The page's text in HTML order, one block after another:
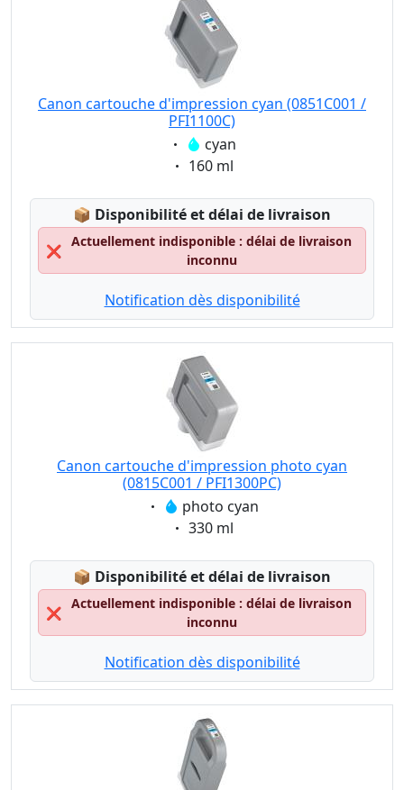
Canon cartouche d'impression cyan (0851C001 /
PFI1100C)
Eigenschaft:
cyan
Eigenschaft:
160 ml
📦 Lagerstatus:
Disponibilité et délai de livraison
❌
Actuellement indisponible : délai de livraison
inconnu
Notification dès disponibilité
Canon cartouche d'impression photo cyan
(0815C001 / PFI1300PC)
Eigenschaft:
photo cyan
Eigenschaft:
330 ml
📦 Lagerstatus:
Disponibilité et délai de livraison
❌
Actuellement indisponible : délai de livraison
inconnu
Notification dès disponibilité